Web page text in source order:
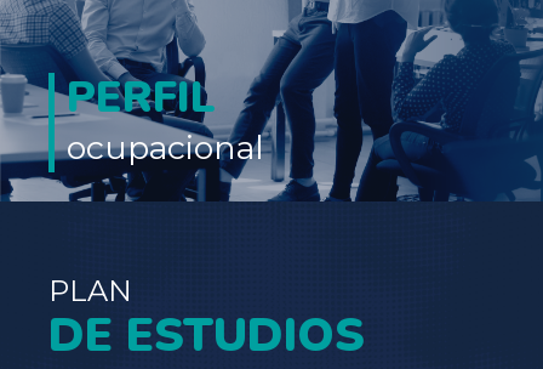
PERFIL
ocupacional
PLAN
DE ESTUDIOS